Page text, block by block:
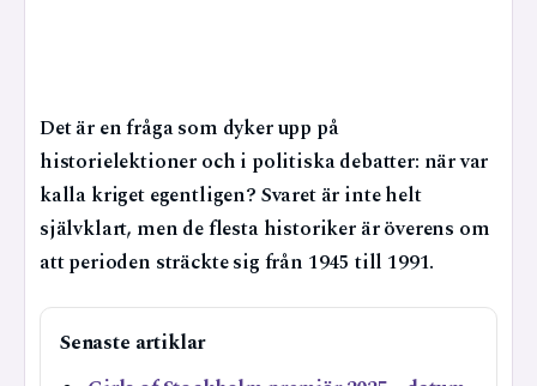
Det är en fråga som dyker upp på
historielektioner och i politiska debatter: när var
kalla kriget egentligen? Svaret är inte helt
självklart, men de flesta historiker är överens om
att perioden sträckte sig från 1945 till 1991.
Senaste artiklar